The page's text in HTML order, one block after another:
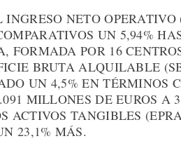
NETO
UN 5,94%
FORMADA POR 16
BRUTA ALQUILABLE
UN 4,5% EN TÉRMINOS
MILLONES DE EUROS A
ACTIVOS TANGIBLES
23,1% MÁS.